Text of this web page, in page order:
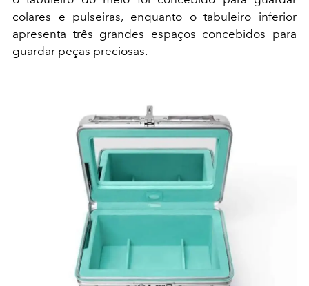
colares e pulseiras, enquanto o tabuleiro inferior
apresenta três grandes espaços concebidos para
guardar peças preciosas.